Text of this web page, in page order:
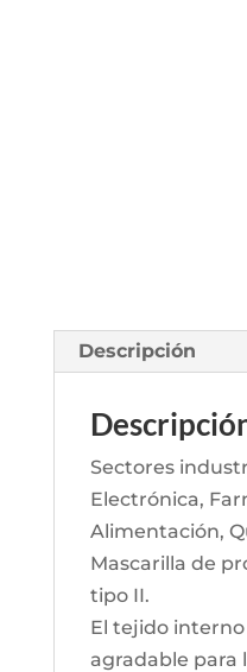
Descripción
Sectores
Electrónica,
Alimentación,
Mascarilla de
tipo II.
El tejido
agradable para